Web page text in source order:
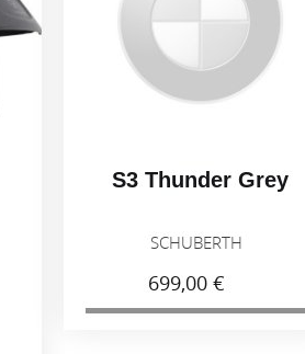
S3 Thunder Grey
SCHUBERTH
699,00 €